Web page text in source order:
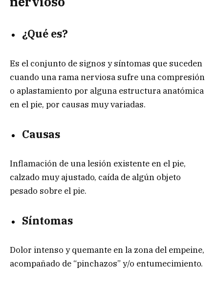
¿Qué es?
Es el conjunto de signos y síntomas que suceden
cuando una rama nerviosa sufre una compresión
o aplastamiento por alguna estructura anatómica
en el pie, por causas muy variadas.
Causas
Inflamación de una lesión existente en el pie,
calzado muy ajustado, caída de algún objeto
pesado sobre el pie.
Síntomas
Dolor intenso y quemante en la zona del empeine,
acompañado de “pinchazos” y/o entumecimiento.